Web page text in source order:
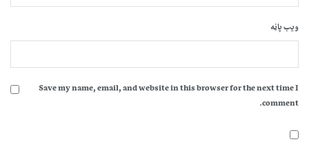
ویب پاڼه
Save my name, email, and website in this browser for the next time I
comment.